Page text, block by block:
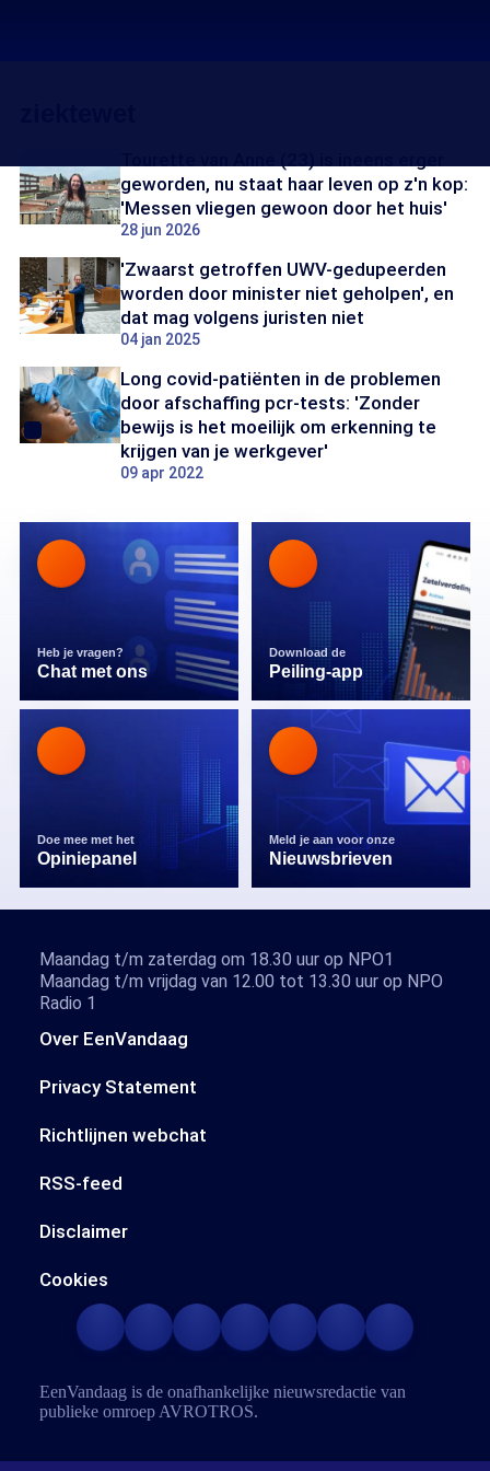
geworden, nu staat haar leven op z'n kop:
'Messen vliegen gewoon door het huis'
28 jun 2026
'Zwaarst getroffen UWV-gedupeerden
worden door minister niet geholpen', en
dat mag volgens juristen niet
04 jan 2025
Long covid-patiënten in de problemen
door afschaffing pcr-tests: 'Zonder
bewijs is het moeilijk om erkenning te
krijgen van je werkgever'
09 apr 2022
Heb je vragen?
Chat met ons
Download de
Peiling-app
Doe mee met het
Opiniepanel
Meld je aan voor onze
Nieuwsbrieven
Over EenVandaag
Privacy Statement
Richtlijnen webchat
RSS-feed
Disclaimer
Cookies
Maandag t/m zaterdag om 18.30 uur op NPO1
Maandag t/m vrijdag van 12.00 tot 13.30 uur op NPO
Radio 1
EenVandaag is de onafhankelijke nieuwsredactie van
publieke omroep AVROTROS.